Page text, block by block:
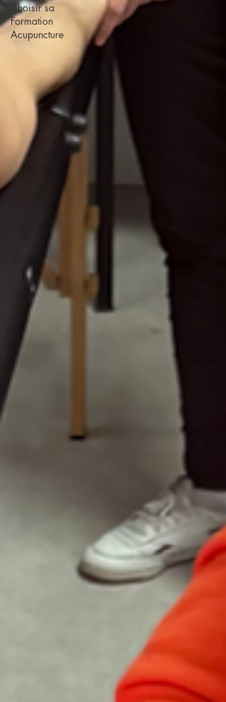
Choisir sa
Formation
Acupuncture